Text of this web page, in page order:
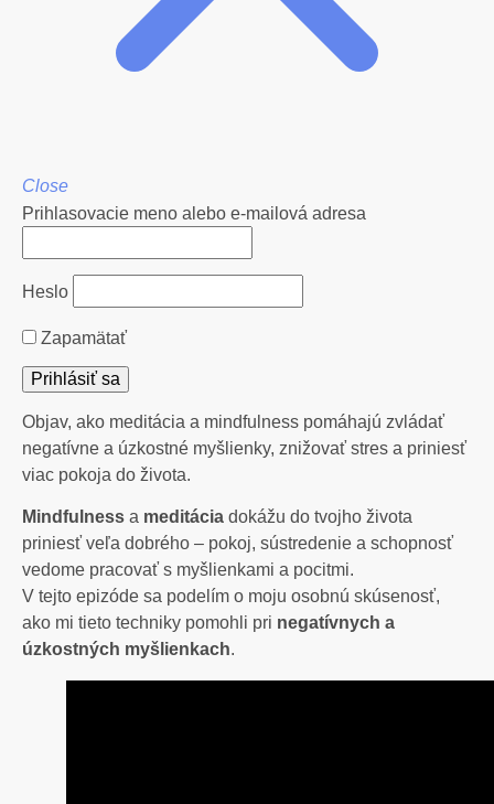
Close
Prihlasovacie meno alebo e-mailová adresa
Heslo
Zapamätať
Objav, ako meditácia a mindfulness pomáhajú zvládať
negatívne a úzkostné myšlienky, znižovať stres a priniesť
viac pokoja do života.
Mindfulness a meditácia dokážu do tvojho života
priniesť veľa dobrého – pokoj, sústredenie a schopnosť
vedome pracovať s myšlienkami a pocitmi.
V tejto epizóde sa podelím o moju osobnú skúsenosť,
ako mi tieto techniky pomohli pri negatívnych a
úzkostných myšlienkach.